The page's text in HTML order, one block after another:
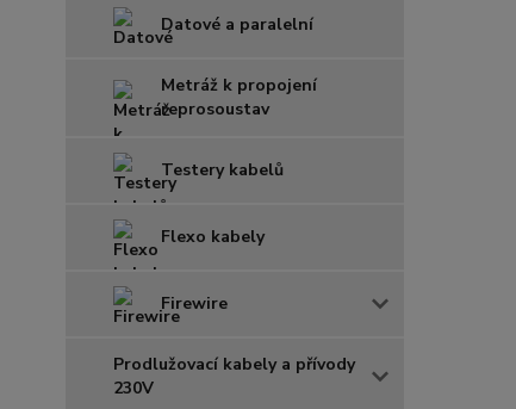
Datové a paralelní
Metráž k propojení
reprosoustav
Testery kabelů
Flexo kabely
Firewire
Prodlužovací kabely a přívody
230V